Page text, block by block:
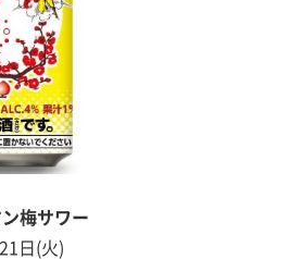
梅サワー
年7月21日(火)